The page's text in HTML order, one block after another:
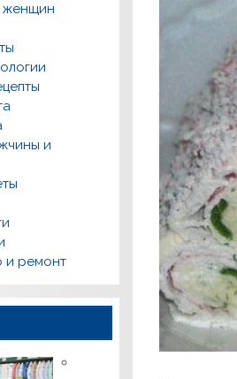
женщин
и
и ремонт